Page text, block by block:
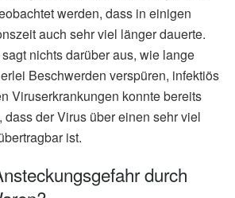
werden, dass in einigen
auch sehr viel länger dauerte.
nichts darüber aus, wie lange
Beschwerden verspüren, infektiös
Viruserkrankungen konnte bereits
der Virus über einen sehr viel
ist.
durch